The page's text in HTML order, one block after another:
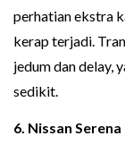
perhatian ekstra
kerap terjadi.
jedum dan delay,
sedikit.
6. Nissan Serena